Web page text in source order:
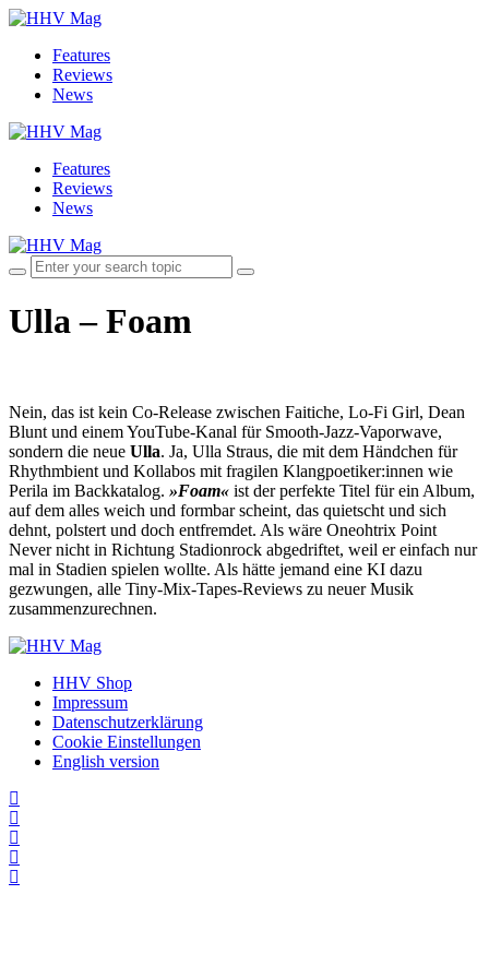
Features
Reviews
News
Features
Reviews
News
Ulla – Foam
Nein, das ist kein Co-Release zwischen Faitiche, Lo-Fi Girl, Dean
Blunt und einem YouTube-Kanal für Smooth-Jazz-Vaporwave,
sondern die neue Ulla. Ja, Ulla Straus, die mit dem Händchen für
Rhythmbient und Kollabos mit fragilen Klangpoetiker:innen wie
Perila im Backkatalog. »Foam« ist der perfekte Titel für ein Album,
auf dem alles weich und formbar scheint, das quietscht und sich
dehnt, polstert und doch entfremdet. Als wäre Oneohtrix Point
Never nicht in Richtung Stadionrock abgedriftet, weil er einfach nur
mal in Stadien spielen wollte. Als hätte jemand eine KI dazu
gezwungen, alle Tiny-Mix-Tapes-Reviews zu neuer Musik
zusammenzurechnen.
HHV Shop
Impressum
Datenschutzerklärung
Cookie Einstellungen
English version